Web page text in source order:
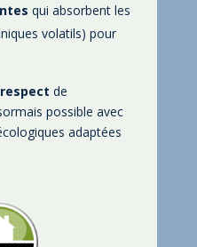
qui absorbent les
volatils) pour
respect de
possible avec
adaptées